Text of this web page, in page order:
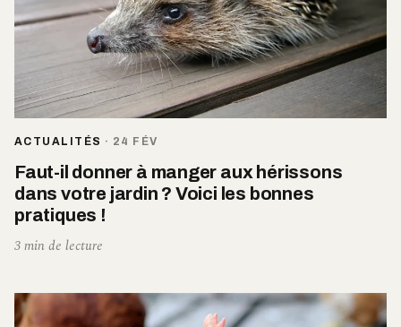
ACTUALITÉS · 24 FÉV
Faut-il donner à manger aux hérissons
dans votre jardin ? Voici les bonnes
pratiques !
3 min de lecture